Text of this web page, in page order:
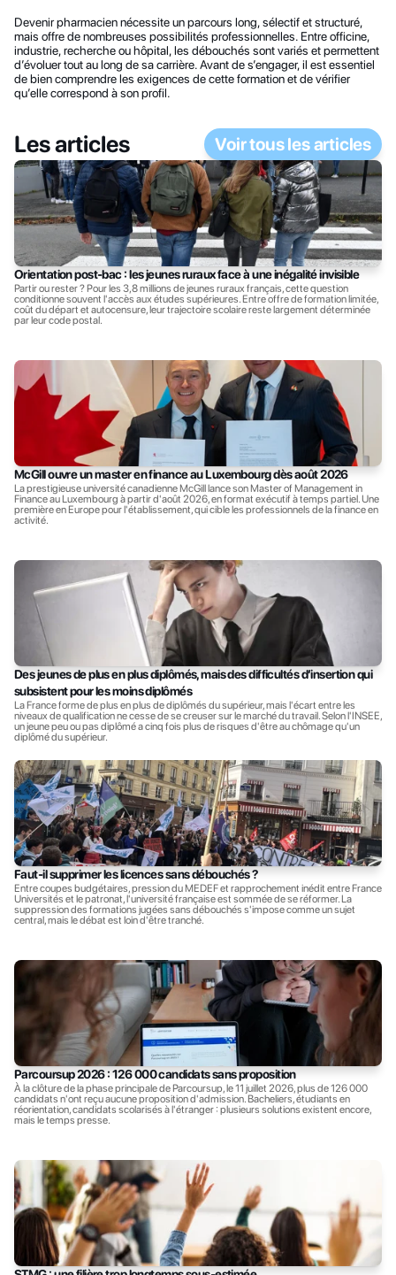
Devenir pharmacien nécessite un parcours long, sélectif et structuré,
mais offre de nombreuses possibilités professionnelles. Entre officine,
industrie, recherche ou hôpital, les débouchés sont variés et permettent
d’évoluer tout au long de sa carrière. Avant de s’engager, il est essentiel
de bien comprendre les exigences de cette formation et de vérifier
qu’elle correspond à son profil.
Les articles Voir tous les articles
Orientation post-bac : les jeunes ruraux face à une inégalité invisible
Partir ou rester ? Pour les 3,8 millions de jeunes ruraux français, cette question
conditionne souvent l'accès aux études supérieures. Entre offre de formation limitée,
coût du départ et autocensure, leur trajectoire scolaire reste largement déterminée
par leur code postal.
McGill ouvre un master en finance au Luxembourg dès août 2026
La prestigieuse université canadienne McGill lance son Master of Management in
Finance au Luxembourg à partir d'août 2026, en format exécutif à temps partiel. Une
première en Europe pour l'établissement, qui cible les professionnels de la finance en
activité.
Des jeunes de plus en plus diplômés, mais des difficultés d’insertion qui
subsistent pour les moins diplômés
La France forme de plus en plus de diplômés du supérieur, mais l'écart entre les
niveaux de qualification ne cesse de se creuser sur le marché du travail. Selon l'INSEE,
un jeune peu ou pas diplômé a cinq fois plus de risques d'être au chômage qu'un
diplômé du supérieur.
Faut-il supprimer les licences sans débouchés ?
Entre coupes budgétaires, pression du MEDEF et rapprochement inédit entre France
Universités et le patronat, l'université française est sommée de se réformer. La
suppression des formations jugées sans débouchés s'impose comme un sujet
central, mais le débat est loin d'être tranché.
Parcoursup 2026 : 126 000 candidats sans proposition
À la clôture de la phase principale de Parcoursup, le 11 juillet 2026, plus de 126 000
candidats n'ont reçu aucune proposition d'admission. Bacheliers, étudiants en
réorientation, candidats scolarisés à l'étranger : plusieurs solutions existent encore,
mais le temps presse.